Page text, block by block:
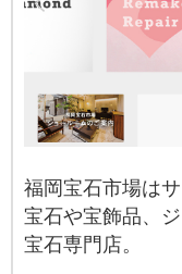
福岡宝石市場は
宝石や宝飾品、
宝石専門店。